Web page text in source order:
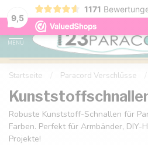
9,5
1171
Kostenlose Lieferung nach Hause
MENU
Startseite Paracord Verschlüsse
Robuste Kunststoff-Schnallen für
Farben. Perfekt für Armbänder, DIY-
Projekte!